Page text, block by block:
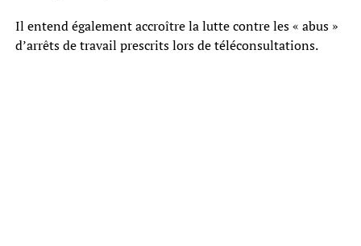
Il entend également accroître la lutte contre les « abus »
d’arrêts de travail prescrits lors de téléconsultations.